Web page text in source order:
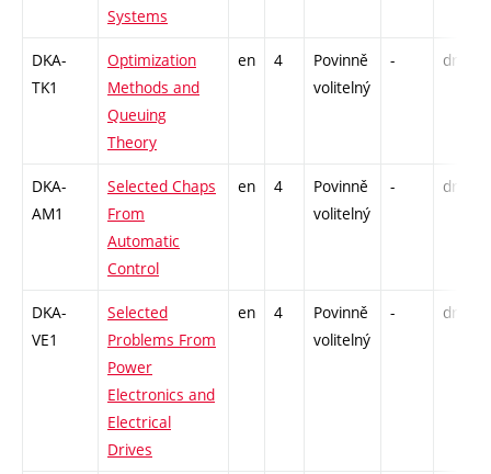
Systems
DKA-
TK1
Optimization
Methods and
Queuing
Theory
en 4
Povinně
volitelný
- drzk
DKA-
AM1
Selected Chaps
From
Automatic
Control
en 4
Povinně
volitelný
- drzk
DKA-
VE1
Selected
Problems From
Power
Electronics and
Electrical
Drives
en 4
Povinně
volitelný
- drzk